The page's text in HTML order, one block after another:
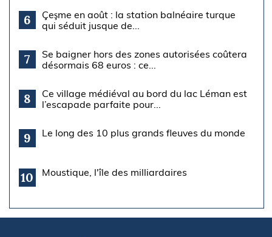
6
Çeşme en août : la station balnéaire turque
qui séduit jusque de...
7
Se baigner hors des zones autorisées coûtera
désormais 68 euros : ce...
8
Ce village médiéval au bord du lac Léman est
l’escapade parfaite pour...
9 Le long des 10 plus grands fleuves du monde
10 Moustique, l'île des milliardaires